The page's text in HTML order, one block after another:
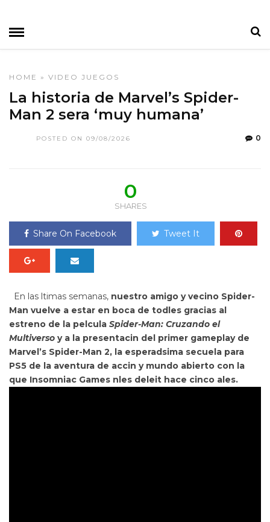
HOME » VIDEO JUEGOS
La historia de Marvel’s Spider-
Man 2 sera ‘muy humana’
POSTED ON 09/08/2026 0
0
SHARES
Share On Facebook Tweet It
En las ltimas semanas, nuestro amigo y vecino Spider-
Man vuelve a estar en boca de todles gracias al
estreno de la pelcula Spider-Man: Cruzando el
Multiverso y a la presentacin del primer gameplay de
Marvel’s Spider-Man 2, la esperadsima secuela para
PS5 de la aventura de accin y mundo abierto con la
que Insomniac Games nles deleit hace cinco ales.